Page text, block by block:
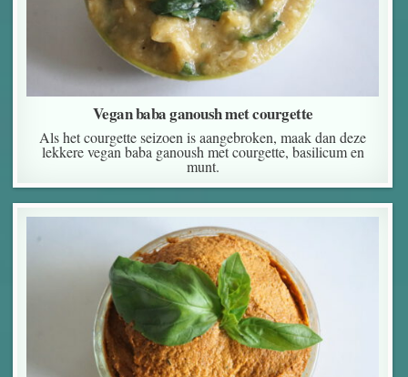
Vegan baba ganoush met courgette
Als het courgette seizoen is aangebroken, maak dan deze
lekkere vegan baba ganoush met courgette, basilicum en
munt.